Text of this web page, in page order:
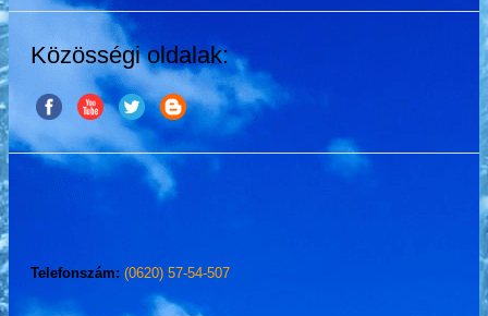
Közösségi oldalak:
Telefonszám: (0620) 57-54-507